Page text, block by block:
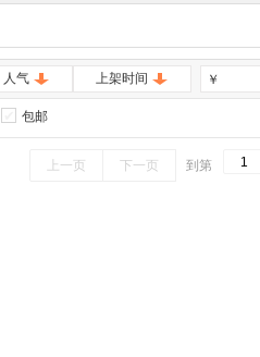
人气 上架时间 ￥
包邮
上一页 下一页 到第